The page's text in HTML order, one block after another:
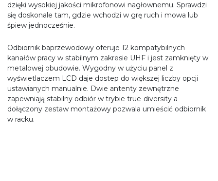
dzięki wysokiej jakości mikrofonowi nagłownemu. Sprawdzi
się doskonale tam, gdzie wchodzi w grę ruch i mowa lub
śpiew jednocześnie.
Odbiornik baprzewodowy oferuje 12 kompatybilnych
kanałów pracy w stabilnym zakresie UHF i jest zamknięty w
metalowej obudowie. Wygodny w użyciu panel z
wyświetlaczem LCD daje dostep do większej liczby opcji
ustawianych manualnie. Dwie antenty zewnętrzne
zapewniają stabilny odbiór w trybie true-diversity a
dołączony zestaw montażowy pozwala umieścić odbiornik
w racku.